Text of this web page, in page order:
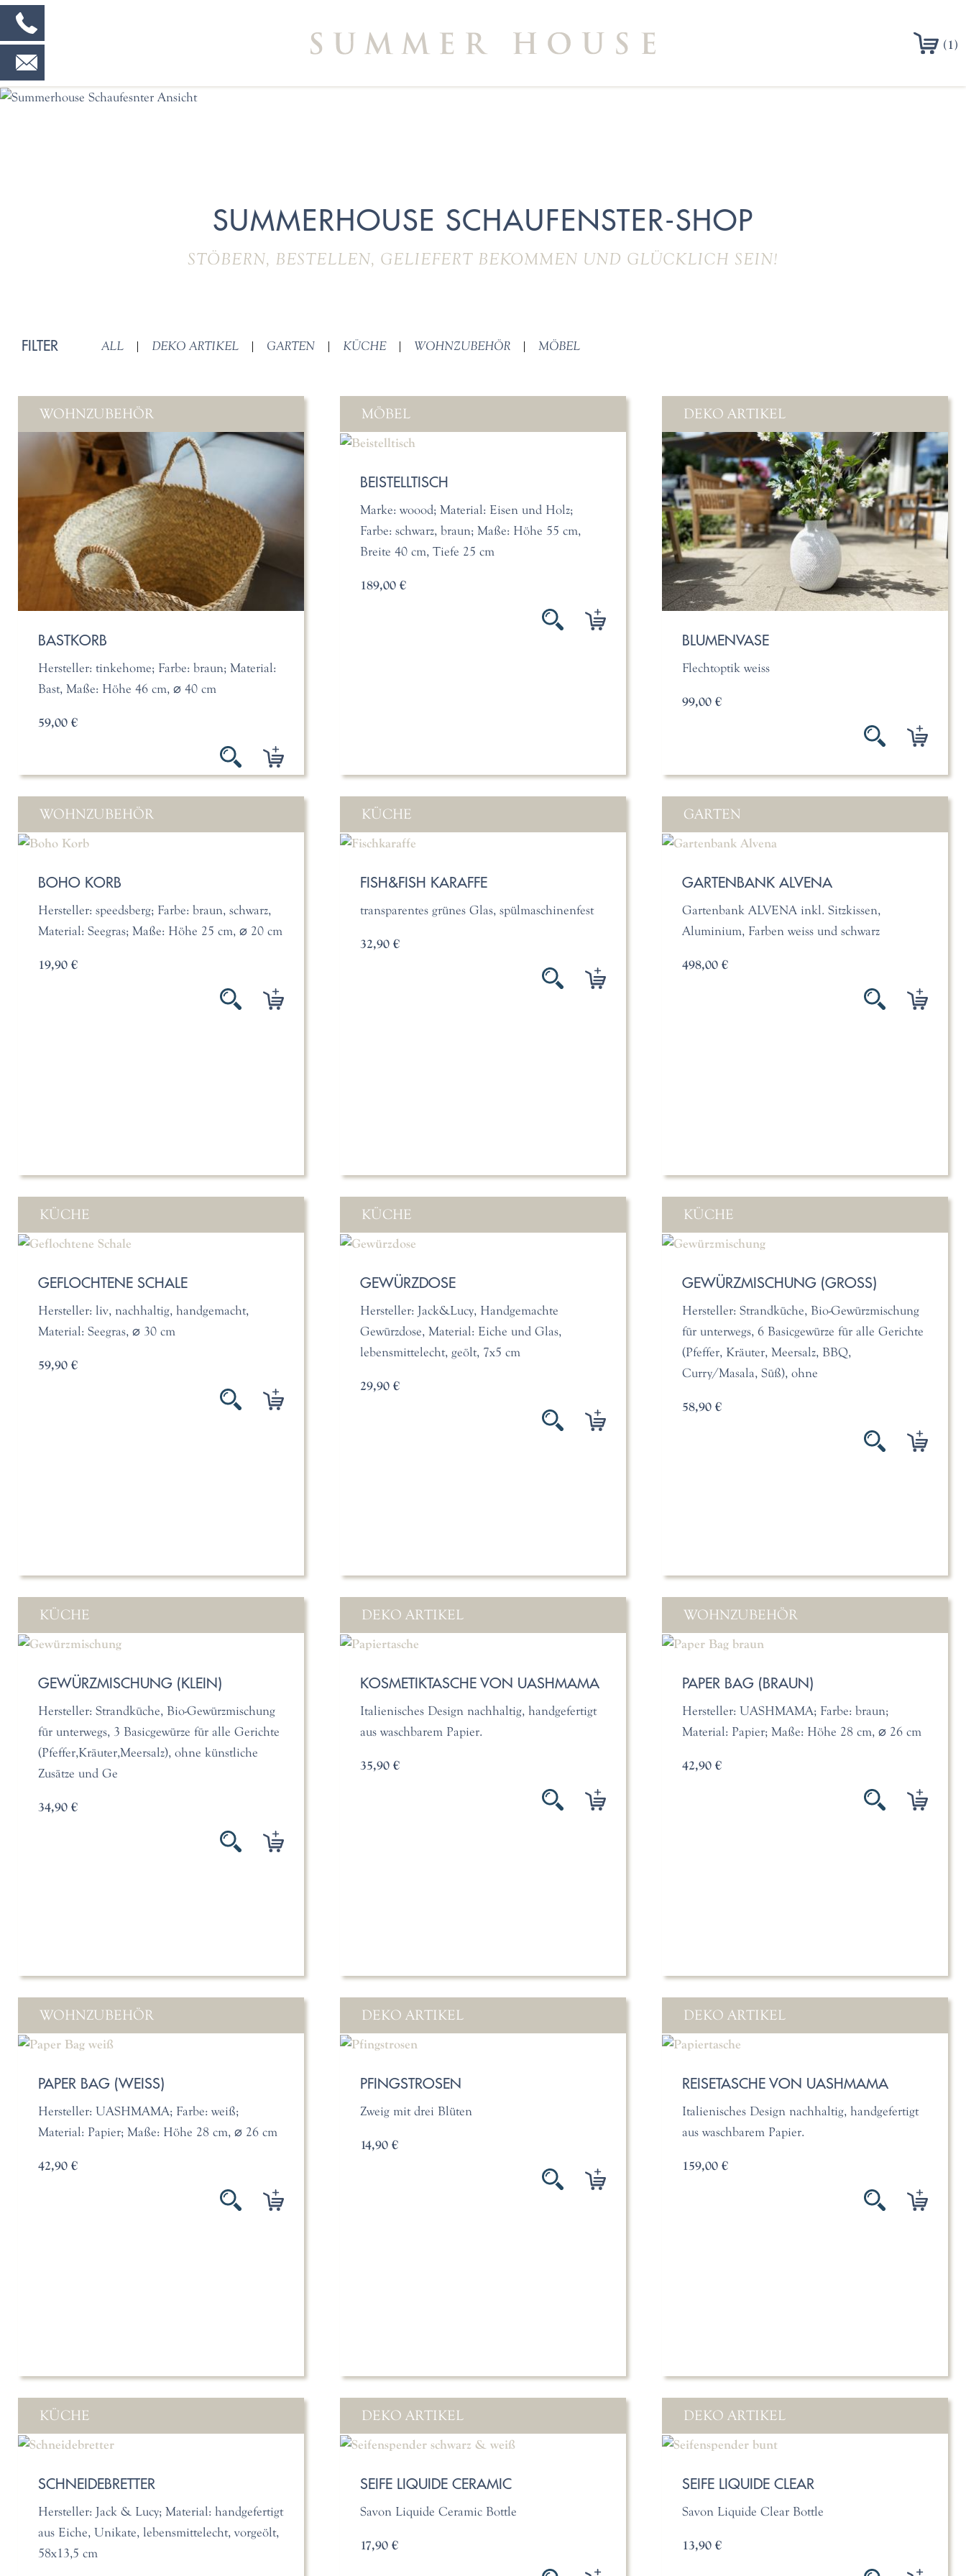
(1)
SUMMERHOUSE SCHAUFENSTER-SHOP
STÖBERN, BESTELLEN, GELIEFERT BEKOMMEN UND GLÜCKLICH SEIN!
FILTER ALL | DEKO ARTIKEL | GARTEN | KÜCHE | WOHNZUBEHÖR | MÖBEL
WOHNZUBEHÖR
BASTKORB
Hersteller: tinkehome; Farbe: braun; Material:
Bast, Maße: Höhe 46 cm, ⌀ 40 cm
59,00 €
MÖBEL
BEISTELLTISCH
Marke: woood; Material: Eisen und Holz;
Farbe: schwarz, braun; Maße: Höhe 55 cm,
Breite 40 cm, Tiefe 25 cm
189,00 €
DEKO ARTIKEL
BLUMENVASE
Flechtoptik weiss
99,00 €
WOHNZUBEHÖR
BOHO KORB
Hersteller: speedsberg; Farbe: braun, schwarz,
Material: Seegras; Maße: Höhe 25 cm, ⌀ 20 cm
19,90 €
KÜCHE
FISH&FISH KARAFFE
transparentes grünes Glas, spülmaschinenfest
32,90 €
GARTEN
GARTENBANK ALVENA
Gartenbank ALVENA inkl. Sitzkissen,
Aluminium, Farben weiss und schwarz
498,00 €
KÜCHE
GEFLOCHTENE SCHALE
Hersteller: liv, nachhaltig, handgemacht,
Material: Seegras, ⌀ 30 cm
59,90 €
KÜCHE
GEWÜRZDOSE
Hersteller: Jack&Lucy, Handgemachte
Gewürzdose, Material: Eiche und Glas,
lebensmittelecht, geölt, 7x5 cm
29,90 €
KÜCHE
GEWÜRZMISCHUNG (GROSS)
Hersteller: Strandküche, Bio-Gewürzmischung
für unterwegs, 6 Basicgewürze für alle Gerichte
(Pfeffer, Kräuter, Meersalz, BBQ,
Curry/Masala, Süß), ohne
58,90 €
KÜCHE
GEWÜRZMISCHUNG (KLEIN)
Hersteller: Strandküche, Bio-Gewürzmischung
für unterwegs, 3 Basicgewürze für alle Gerichte
(Pfeffer,Kräuter,Meersalz), ohne künstliche
Zusätze und Ge
34,90 €
DEKO ARTIKEL
KOSMETIKTASCHE VON UASHMAMA
Italienisches Design nachhaltig, handgefertigt
aus waschbarem Papier.
35,90 €
WOHNZUBEHÖR
PAPER BAG (BRAUN)
Hersteller: UASHMAMA; Farbe: braun;
Material: Papier; Maße: Höhe 28 cm, ⌀ 26 cm
42,90 €
WOHNZUBEHÖR
PAPER BAG (WEISS)
Hersteller: UASHMAMA; Farbe: weiß;
Material: Papier; Maße: Höhe 28 cm, ⌀ 26 cm
42,90 €
DEKO ARTIKEL
PFINGSTROSEN
Zweig mit drei Blüten
14,90 €
DEKO ARTIKEL
REISETASCHE VON UASHMAMA
Italienisches Design nachhaltig, handgefertigt
aus waschbarem Papier.
159,00 €
KÜCHE
SCHNEIDEBRETTER
Hersteller: Jack & Lucy; Material: handgefertigt
aus Eiche, Unikate, lebensmittelecht, vorgeölt,
58x13,5 cm
DEKO ARTIKEL
SEIFE LIQUIDE CERAMIC
Savon Liquide Ceramic Bottle
17,90 €
DEKO ARTIKEL
SEIFE LIQUIDE CLEAR
Savon Liquide Clear Bottle
13,90 €